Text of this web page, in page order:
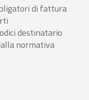
di fattura
destinatario
normativa